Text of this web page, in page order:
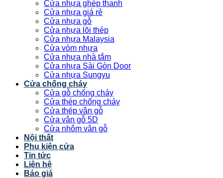
Cửa nhựa ghép thanh
Cửa nhựa giá rẻ
Cửa nhựa gỗ
Cửa nhựa lõi thép
Cửa nhựa Malaysia
Cửa vòm nhựa
Cửa nhựa nhà tắm
Cửa nhựa Sài Gòn Door
Cửa nhựa Sungyu
Cửa chống cháy
Cửa gỗ chống cháy
Cửa thép chống cháy
Cửa thép vân gỗ
Cửa vân gỗ 5D
Cửa nhôm vân gỗ
Nội thất
Phụ kiện cửa
Tin tức
Liên hệ
Báo giá